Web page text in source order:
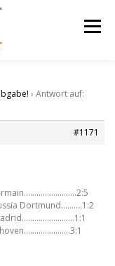
Menü
› Antwort auf:
#1171
Dortmund……….1:2